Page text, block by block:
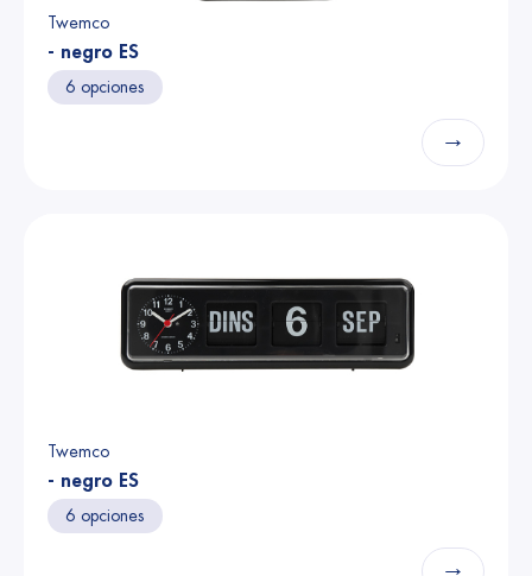
Twemco
- negro ES
6 opciones
→
Twemco
- negro ES
6 opciones
→